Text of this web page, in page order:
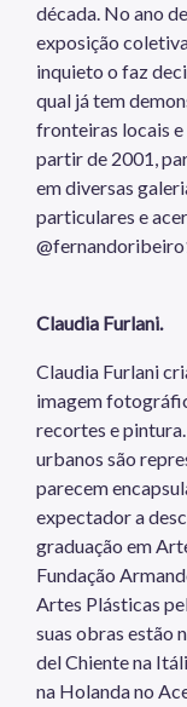
década. No ano
exposição
inquieto o faz
qual já tem
fronteiras locais e
partir de 2001,
em diversas
particulares e
Claudia Furlani.
Claudia Furlani
imagem
recortes e
urbanos são
parecem
expectador a
graduação em
Fundação
Artes Plásticas
suas obras estão
del Chiente na
na Holanda no